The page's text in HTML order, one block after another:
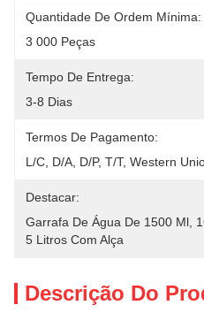
Quantidade De Ordem Mínima:
3 000 Peças
Tempo De Entrega:
3-8 Dias
Termos De Pagamento:
L/C, D/A, D/P, T/T, Western
Destacar:
Garrafa De Água De 1500 Ml
5 Litros Com Alça
Descrição Do